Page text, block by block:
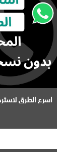
اسرع الطرق